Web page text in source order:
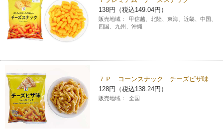
138円（税込149.04円）
販売地域：
甲信越、北陸、東海、近畿、中国、
四国、九州、沖縄
７Ｐ コーンスナック チーズピザ味
128円（税込138.24円）
販売地域： 全国